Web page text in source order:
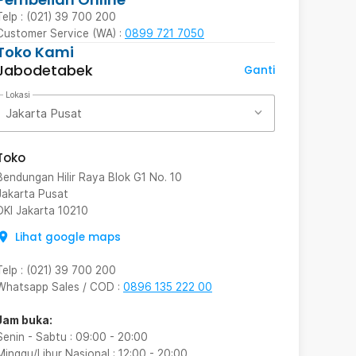
: (021) 39 700 200
Service (WA) : 0899 721 7050
Kami
Ganti
Lokasi
Jakarta Pusat
Hilir Raya Blok G1 No. 10
Pusat
Jakarta 10210
Lihat google maps
: (021) 39 700 200
Sales / COD : 0896 135 222 00
buka:
- Sabtu : 09:00 - 20:00